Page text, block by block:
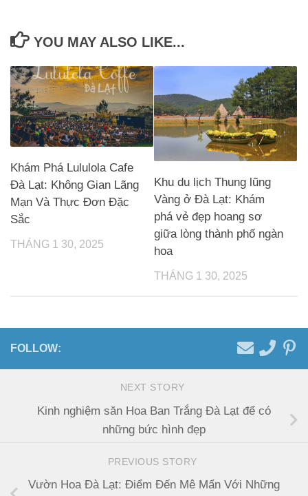
YOU MAY ALSO LIKE...
Khám Phá Lululola Cafe
Đà Lạt: Không Gian Lãng
Mạn Và Thực Đơn Đặc
Sắc
THÁNG 1 30, 2025
Khu du lịch Thung lũng
Vàng ở Đà Lạt: Khám
phá vẻ đẹp hoang sơ
giữa lòng thành phố ngàn
hoa
THÁNG 1 30, 2025
FOLLOW:
NEXT STORY
Kinh nghiệm săn Hoa Ban Trắng Đà Lạt để có
những bức hình đẹp
PREVIOUS STORY
Vườn Hoa Đà Lạt: Điểm Đến Mê Mẩn Với Những